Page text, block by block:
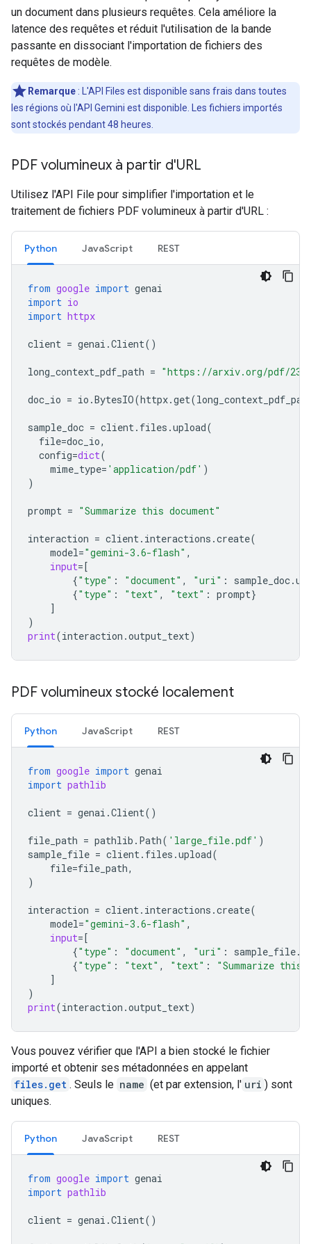
un document dans plusieurs requêtes. Cela améliore la
latence des requêtes et réduit l'utilisation de la bande
passante en dissociant l'importation de fichiers des
requêtes de modèle.
Remarque : L'API Files est disponible sans frais dans toutes
les régions où l'API Gemini est disponible. Les fichiers importés
sont stockés pendant 48 heures.
PDF volumineux à partir d'URL
Utilisez l'API File pour simplifier l'importation et le
traitement de fichiers PDF volumineux à partir d'URL :
Python JavaScript REST
from google import genai
import io
import httpx
client = genai .Client()
long_context_pdf_path = "https://arxiv.org/pdf/
doc_io = io .BytesIO(httpx.get(
sample_doc = client. files .upload(
file=doc_io,
config=dict(
mime_type= 'application/pdf' )
)
prompt = "Summarize this document"
interaction = client. interactions .create(
model="gemini-3.6-flash" ,
input=[
{"type" : "document" , "uri" : sample_doc.
{"type" : "text" , "text" : prompt}
]
)
print(interaction .output_text)
PDF volumineux stocké localement
Python JavaScript REST
from google import genai
import pathlib
client = genai .Client()
file_path = pathlib . Path( 'large_file.pdf' )
sample_file = client. files .upload(
file=file_path,
)
interaction = client. interactions .create(
model="gemini-3.6-flash" ,
input=[
{"type" : "document" , "uri" : sample_file.
{"type" : "text" , "text" :
"Summarize this
]
)
print(interaction .output_text)
Vous pouvez vérifier que l'API a bien stocké le fichier
importé et obtenir ses métadonnées en appelant
files.get . Seuls le name (et par extension, l' uri ) sont
uniques.
Python JavaScript REST
from google import genai
import pathlib
client = genai .Client()